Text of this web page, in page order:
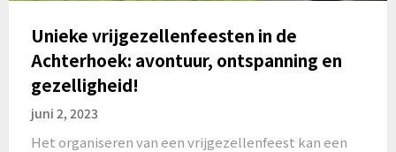
Unieke vrijgezellenfeesten in de
Achterhoek: avontuur, ontspanning en
gezelligheid!
juni 2, 2023
Het organiseren van een vrijgezellenfeest kan een